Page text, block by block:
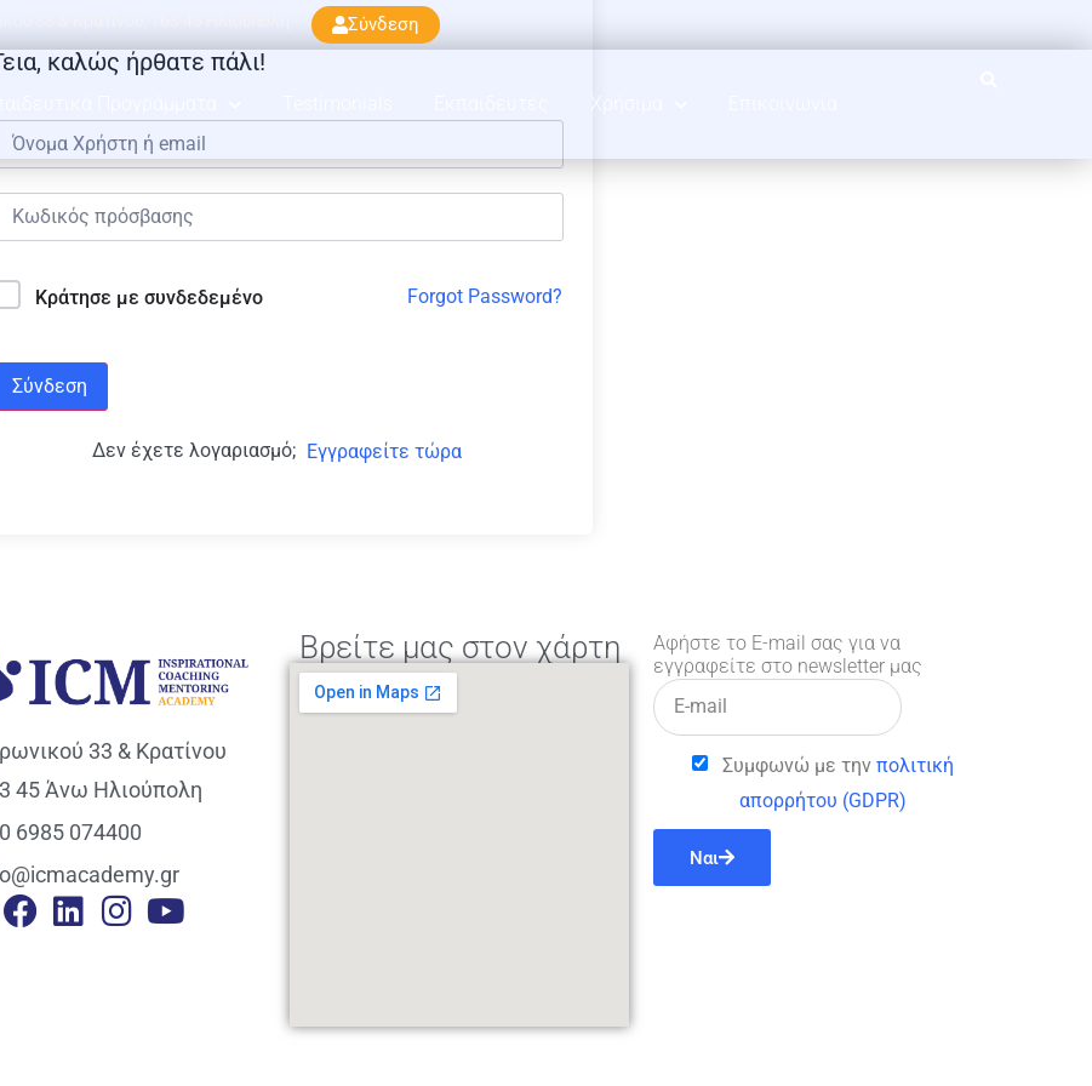
Σύνδεση
Χρήσιμα
καλώς ήρθατε πάλι!
Κράτησε με συνδεδεμένο Forgot Password?
Σύνδεση
Δεν έχετε λογαριασμό; Εγγραφείτε τώρα
33 & Κρατίνου
45 Άνω Ηλιούπολη
6985 074400
Βρείτε μας στον χάρτη
Αφήστε το E-mail σας για να
εγγραφείτε στο newsletter μας
Συμφωνώ με την πολιτική
απορρήτου (GDPR)
Ναι